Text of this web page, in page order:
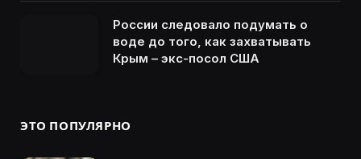
России следовало подумать о
воде до того, как захватывать
Крым – экс-посол США
ЭТО ПОПУЛЯРНО